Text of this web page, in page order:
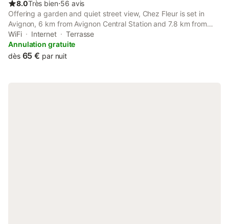
8.0Très bien⋅56 avis
Offering a garden and quiet street view, Chez Fleur is set in
Avignon, 6 km from Avignon Central Station and 7.8 km from
Papal Palace. This property offers access to a terrace, free
private parking and free WiFi.
WiFi Internet
Terrasse
Annulation gratuite
dès 65 € par nuit